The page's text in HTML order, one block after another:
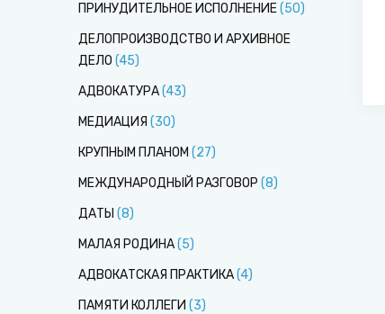
ПРИНУДИТЕЛЬНОЕ ИСПОЛНЕНИЕ(50)
ДЕЛОПРОИЗВОДСТВО И АРХИВНОЕ
ДЕЛО (45)
АДВОКАТУРА(43)
МЕДИАЦИЯ (30)
КРУПНЫМ ПЛАНОМ (27)
МЕЖДУНАРОДНЫЙ РАЗГОВОР (8)
ДАТЫ (8)
МАЛАЯ РОДИНА(5)
АДВОКАТСКАЯ ПРАКТИКА(4)
ПАМЯТИ КОЛЛЕГИ (3)